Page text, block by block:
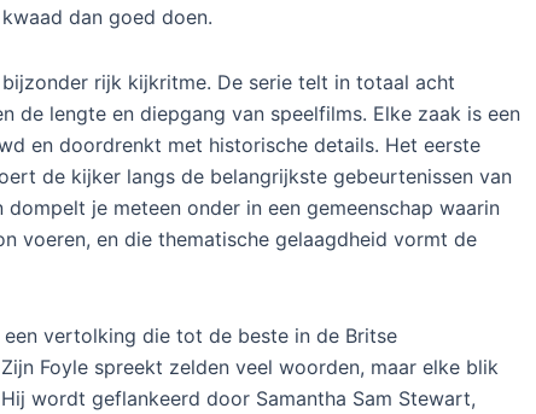
dan goed doen.
bijzonder rijk kijkritme. De serie telt in totaal acht
de lengte en diepgang van speelfilms. Elke zaak is een
en doordrenkt met historische details. Het eerste
de kijker langs de belangrijkste gebeurtenissen van
dompelt je meteen onder in een gemeenschap waarin
voeren, en die thematische gelaagdheid vormt de
vertolking die tot de beste in de Britse
Foyle spreekt zelden veel woorden, maar elke blik
wordt geflankeerd door Samantha Sam Stewart,